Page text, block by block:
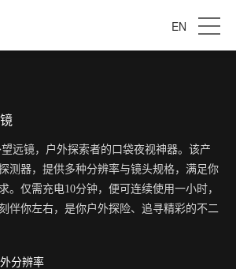
EN
远镜，户外探索者的口袋夜视神器。该产
测器，提供多种分辨率与镜头规格，满足你
。仅需充电10分钟，便可连续使用一小时，
伴你左右，是你户外探险、追寻精彩的不二
分辨率